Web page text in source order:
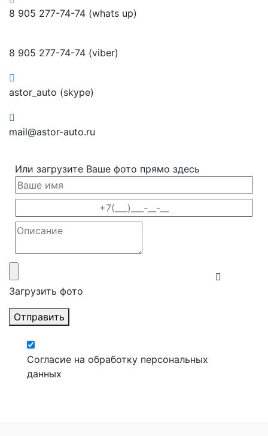
8 905 277-74-74 (whats up)
8 905 277-74-74 (viber)
astor_auto (skype)
mail@astor-auto.ru
Или загрузите Ваше фото прямо здесь
Загрузить фото
Отправить
Согласие на обработку персональных
данных